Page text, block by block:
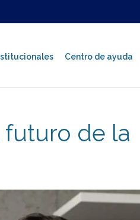
Integral
Centro de ayuda
futuro de la